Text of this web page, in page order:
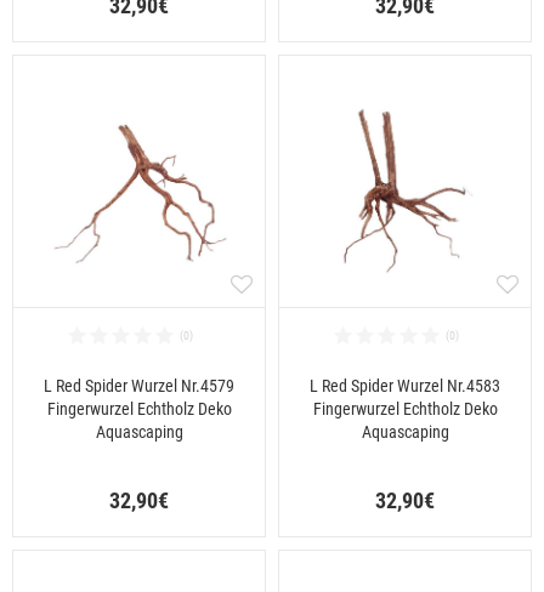
L Red Spider Wurzel Nr.4579
Fingerwurzel Echtholz Deko
Aquascaping
32,90€
L Red Spider Wurzel Nr.4583
Fingerwurzel Echtholz Deko
Aquascaping
32,90€